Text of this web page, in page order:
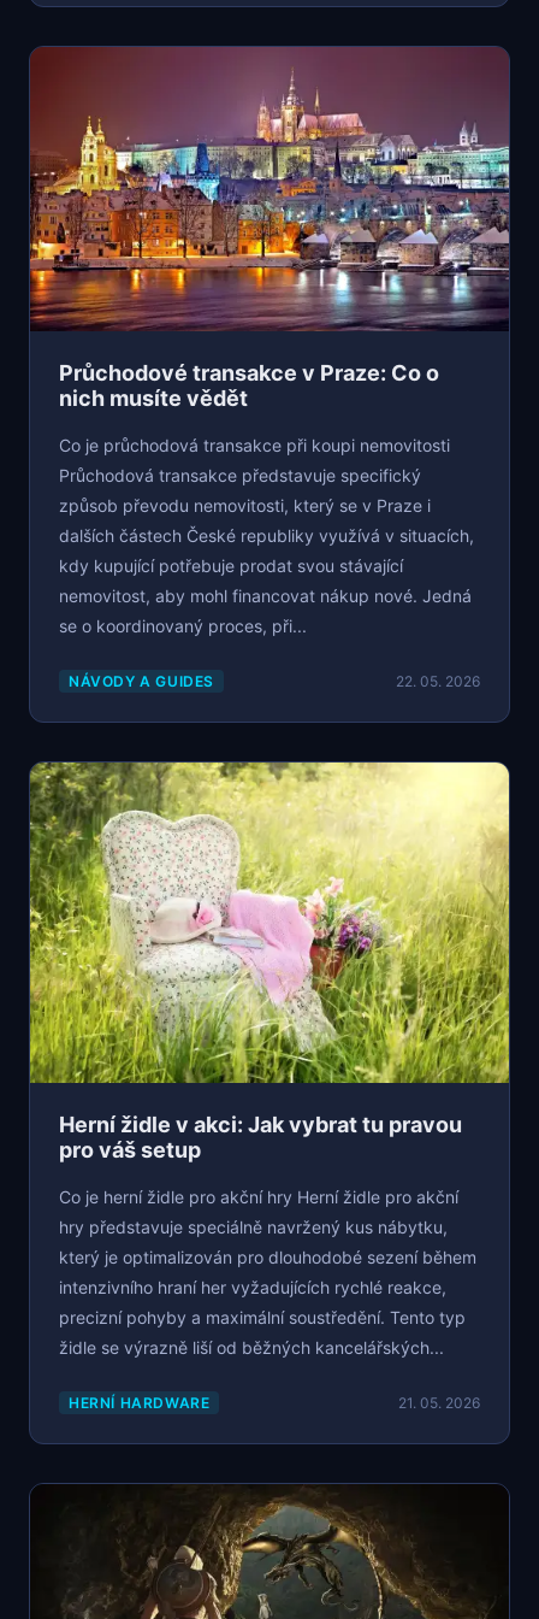
Průchodové transakce v Praze: Co o
nich musíte vědět
Co je průchodová transakce při koupi nemovitosti
Průchodová transakce představuje specifický
způsob převodu nemovitosti, který se v Praze i
dalších částech České republiky využívá v situacích,
kdy kupující potřebuje prodat svou stávající
nemovitost, aby mohl financovat nákup nové. Jedná
se o koordinovaný proces, při...
NÁVODY A GUIDES 22. 05. 2026
Herní židle v akci: Jak vybrat tu pravou
pro váš setup
Co je herní židle pro akční hry Herní židle pro akční
hry představuje speciálně navržený kus nábytku,
který je optimalizován pro dlouhodobé sezení během
intenzivního hraní her vyžadujících rychlé reakce,
precizní pohyby a maximální soustředění. Tento typ
židle se výrazně liší od běžných kancelářských...
HERNÍ HARDWARE 21. 05. 2026